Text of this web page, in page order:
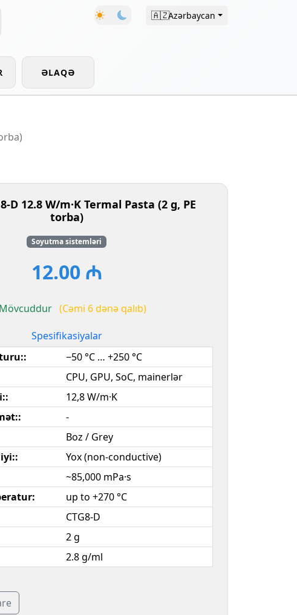
🇦🇿Azərbaycan
ƏLAQƏ
D 12.8 W/m·K Termal Pasta (2 g, PE
torba)
Soyutma sistemləri
12.00 ₼
Mövcuddur (Cəmi 6 dənə qalıb)
Spesifikasiyalar
−50 °C … +250 °C
CPU, GPU, SoC, mainerlər
12,8 W/m·K
-
Boz / Grey
Yox (non-conductive)
~85,000 mPa·s
up to +270 °C
CTG8-D
2 g
2.8 g/ml